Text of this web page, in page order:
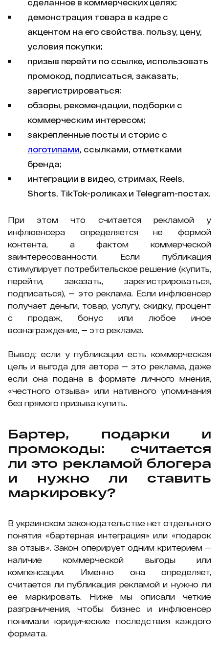
сделанное в коммерческих целях;
демонстрация товара в кадре с
акцентом на его свойства, пользу, цену,
условия покупки;
призыв перейти по ссылке, использовать
промокод, подписаться, заказать,
зарегистрироваться;
обзоры, рекомендации, подборки с
коммерческим интересом;
закрепленные посты и сторис с
логотипами, ссылками, отметками
бренда;
интеграции в видео, стримах, Reels,
Shorts, TikTok-роликах и Telegram-постах.
При этом что считается рекламой у
инфлюенсера определяется не формой
контента, а фактом коммерческой
заинтересованности. Если публикация
стимулирует потребительское решение (купить,
перейти, заказать, зарегистрироваться,
подписаться), — это реклама. Если инфлюенсер
получает деньги, товар, услугу, скидку, процент
с продаж, бонус или любое иное
вознаграждение, — это реклама.
Вывод: если у публикации есть коммерческая
цель и выгода для автора — это реклама, даже
если она подана в формате личного мнения,
«честного отзыва» или нативного упоминания
без прямого призыва купить.
Бартер, подарки и
промокоды: считается
ли это рекламой блогера
и нужно ли ставить
маркировку?
В украинском законодательстве нет отдельного
понятия «бартерная интеграция» или «подарок
за отзыв». Закон оперирует одним критерием —
наличие коммерческой выгоды или
компенсации. Именно она определяет,
считается ли публикация рекламой и нужно ли
ее маркировать. Ниже мы описали четкие
разграничения, чтобы бизнес и инфлюенсер
понимали юридические последствия каждого
формата.